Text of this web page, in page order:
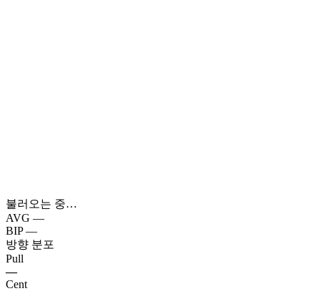
불러오는 중…
AVG —
BIP —
방향 분포
Pull
—
Cent